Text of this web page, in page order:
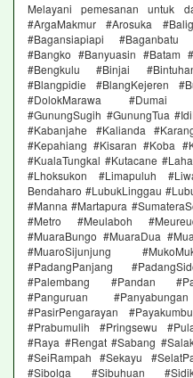
Melayani pemesanan untuk
#ArgaMakmur #Arosuka
#Bagansiapiapi #Baganbatu
#Bangko #Banyuasin #Batam
#Bengkulu #Binjai
#Blangpidie #BlangKejeren
#DolokMarawa #Dumai
#GunungSugih #GunungTua
#Kabanjahe #Kalianda
#Kepahiang #Kisaran #Koba
#KualaTungkal #Kutacane
#Lhoksukon #Limapuluh
Bendaharo #LubukLinggau
#Manna #Martapura
#Metro #Meulaboh
#MuaraBungo #MuaraDua
#MuaroSijunjung
#PadangPanjang
#Palembang #Pandan
#Panguruan
#PasirPengarayan
#Prabumulih #Pringsewu
#Raya #Rengat #Sabang
#SeiRampah #Sekayu
#Sibolga #Sibuhuan